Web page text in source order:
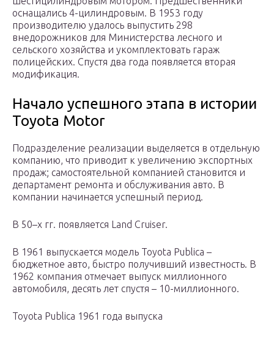
оснащались 4-цилиндровым. В 1953 году
производителю удалось выпустить 298
внедорожников для Министерства лесного и
сельского хозяйства и укомплектовать гараж
полицейских. Спустя два года появляется вторая
модификация.
Начало успешного этапа в истории
Toyota Motor
Подразделение реализации выделяется в отдельную
компанию, что приводит к увеличению экспортных
продаж; самостоятельной компанией становится и
департамент ремонта и обслуживания авто. В
компании начинается успешный период.
В 50–х гг. появляется Land Cruiser.
В 1961 выпускается модель Toyota Publica –
бюджетное авто, быстро получивший известность. В
1962 компания отмечает выпуск миллионного
автомобиля, десять лет спустя – 10-миллионного.
Toyota Publica 1961 года выпуска